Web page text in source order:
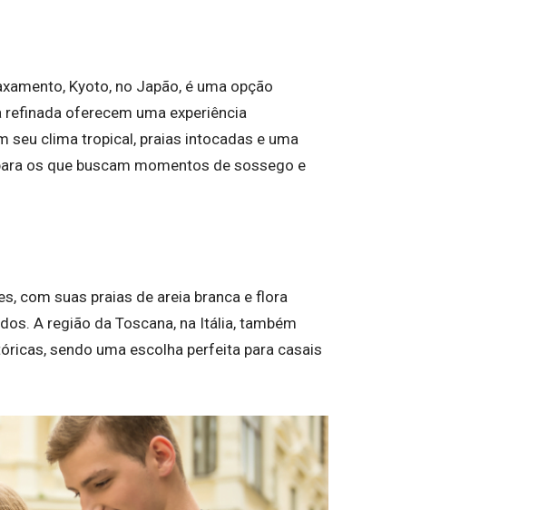
Kyoto, no Japão, é uma opção
oferecem uma experiência
seu clima tropical, praias intocadas e uma
os que buscam momentos de sossego e
com suas praias de areia branca e flora
A região da Toscana, na Itália, também
sendo uma escolha perfeita para casais